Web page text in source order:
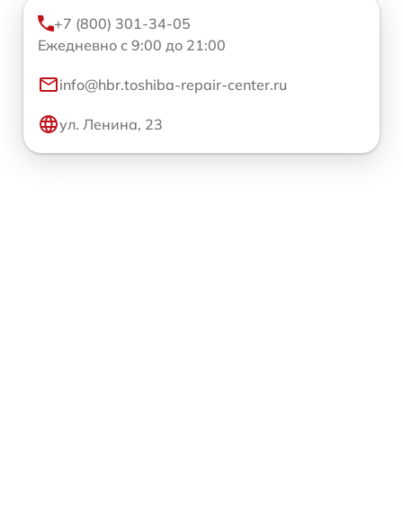
+7 (800) 301-34-05
Ежедневно с 9:00 до 21:00
info@hbr.toshiba-repair-center.ru
ул. Ленина, 23